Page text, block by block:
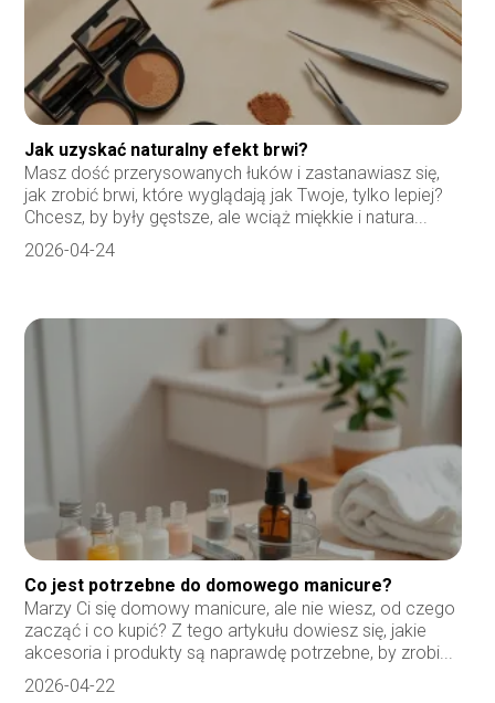
Jak uzyskać naturalny efekt brwi?
Masz dość przerysowanych łuków i zastanawiasz się,
jak zrobić brwi, które wyglądają jak Twoje, tylko lepiej?
Chcesz, by były gęstsze, ale wciąż miękkie i natura...
2026-04-24
Co jest potrzebne do domowego manicure?
Marzy Ci się domowy manicure, ale nie wiesz, od czego
zacząć i co kupić? Z tego artykułu dowiesz się, jakie
akcesoria i produkty są naprawdę potrzebne, by zrobi...
2026-04-22